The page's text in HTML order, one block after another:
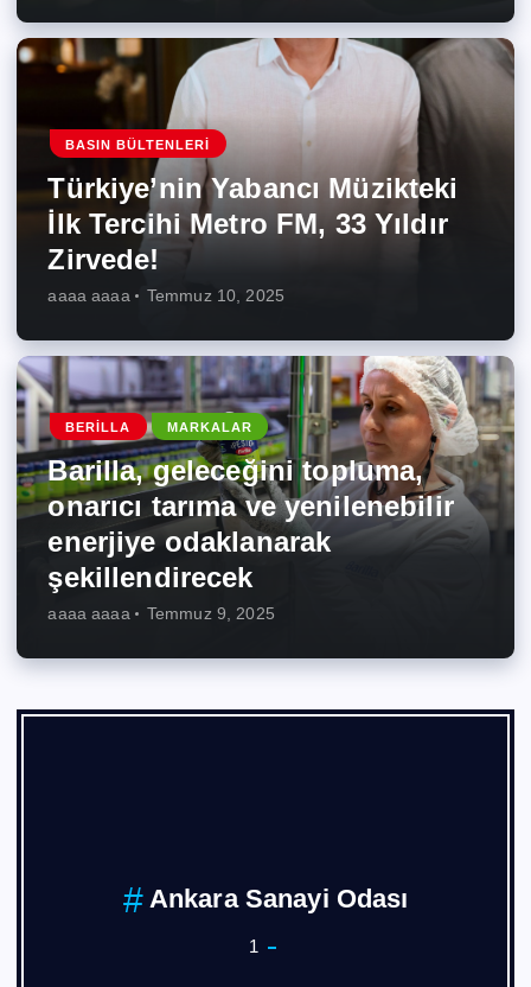
BASIN BÜLTENLERI
Türkiye’nin Yabancı Müzikteki
İlk Tercihi Metro FM, 33 Yıldır
Zirvede!
aaaa aaaa Temmuz 10, 2025
BERILLA MARKALAR
Barilla, geleceğini topluma,
onarıcı tarıma ve yenilenebilir
enerjiye odaklanarak
şekillendirecek
aaaa aaaa Temmuz 9, 2025
Ankara Sanayi Odası
1